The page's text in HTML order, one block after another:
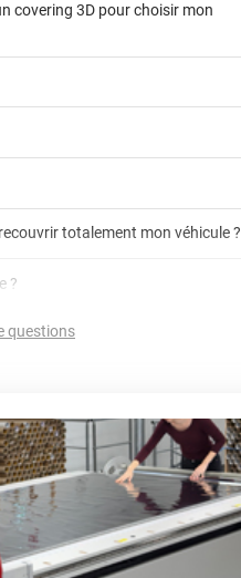
covering 3D pour choisir mon
en cliquant ici
totalement mon véhicule ?
commerciaux
?
questions